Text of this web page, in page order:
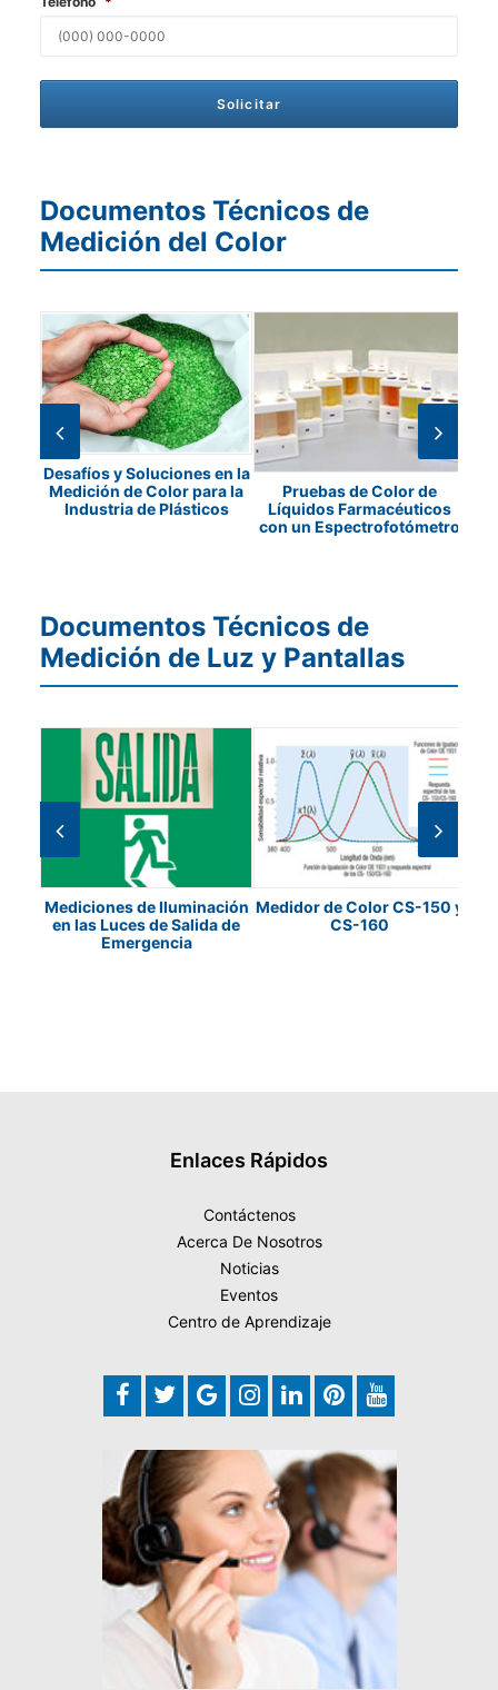
Documentos Técnicos de
Medición del Color
Desafíos y Soluciones en la
Medición de Color para la
Industria de Plásticos
Pruebas de Color de
Líquidos Farmacéuticos
con un Espectrofotómetro
Documentos Técnicos de
Medición de Luz y Pantallas
Mediciones de Iluminación
en las Luces de Salida de
Emergencia
Medidor de Color CS-150 y
CS-160
Enlaces Rápidos
Contáctenos
Acerca De Nosotros
Noticias
Eventos
Centro de Aprendizaje